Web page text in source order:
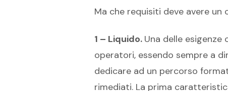
Ma che requisiti deve avere
1 – Liquido. Una delle
operatori, essendo sempre a
dedicare ad un percorso
rimediati. La prima